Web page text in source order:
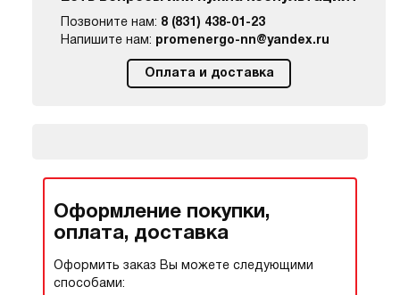
Позвоните нам: 8 (831) 438-01-23
Напишите нам: promenergo-nn@yandex.ru
Оплата и доставка
Оформление покупки,
оплата, доставка
Оформить заказ Вы можете следующими
способами: